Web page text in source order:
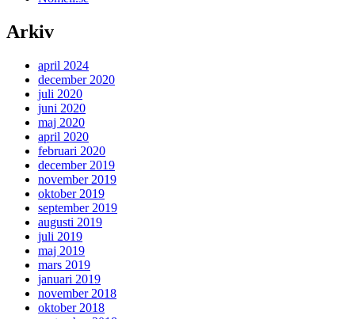
Arkiv
april 2024
december 2020
juli 2020
juni 2020
maj 2020
april 2020
februari 2020
december 2019
november 2019
oktober 2019
september 2019
augusti 2019
juli 2019
maj 2019
mars 2019
januari 2019
november 2018
oktober 2018